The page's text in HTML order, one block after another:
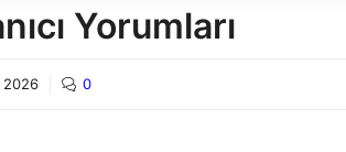
Yorumları​
2026 0